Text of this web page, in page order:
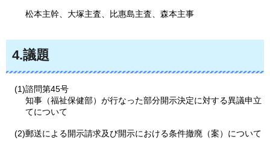
松本主幹、大塚主査、比惠島主査、森本主事
4.議題
(1)諮問第45号
知事（福祉保健部）が行なった部分開示決定に対する異議申立
てについて
(2)郵送による開示請求及び開示における条件撤廃（案）について